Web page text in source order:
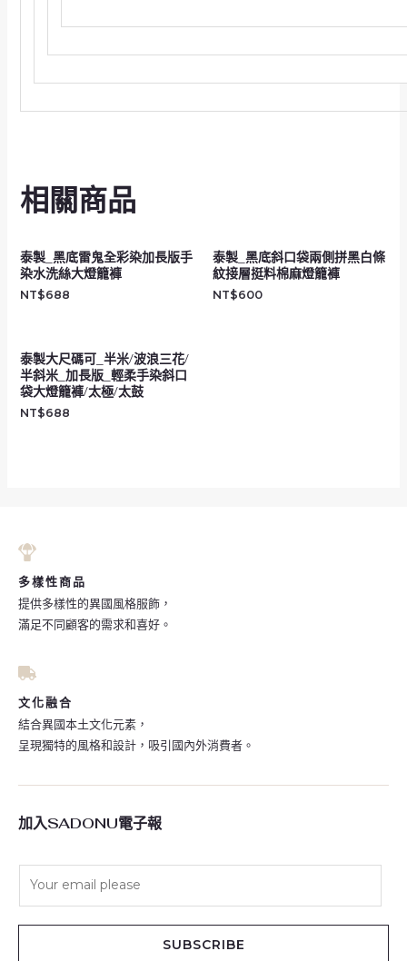
相關商品
泰製_黑底雷鬼全彩染加長版手
染水洗絲大燈籠褲
NT$688
泰製_黑底斜口袋兩側拼黑白條
紋接層挺料棉麻燈籠褲
NT$600
泰製大尺碼可_半米/波浪三花/
半斜米_加長版_輕柔手染斜口
袋大燈籠褲/太極/太鼓
NT$688
多樣性商品
提供多樣性的異國風格服飾，
滿足不同顧客的需求和喜好。
文化融合
結合異國本土文化元素，
呈現獨特的風格和設計，吸引國內外消費者。
加入SADONU電子報
SUBSCRIBE